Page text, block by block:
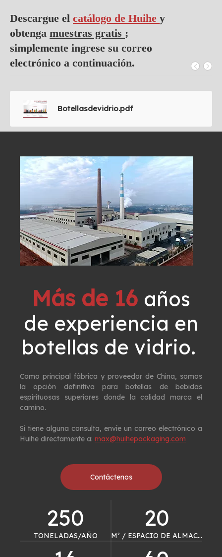
Descargue el catálogo de Huihe y
obtenga muestras gratis ;
simplemente ingrese su correo
electrónico a continuación.
Botellasdevidrio.pdf
Más de 16 años
de experiencia en
botellas de vidrio. ​​​​​​​
Como principal fábrica y proveedor de China, somos
la opción definitiva para botellas de bebidas
espirituosas superiores donde la calidad marca el
camino.
Si tiene alguna consulta, envíe un correo electrónico a
Huihe directamente a: max@huihepackaging.com
Contáctenos
250
TONELADAS/AÑO
20
M² / ESPACIO DE ALMACÉN